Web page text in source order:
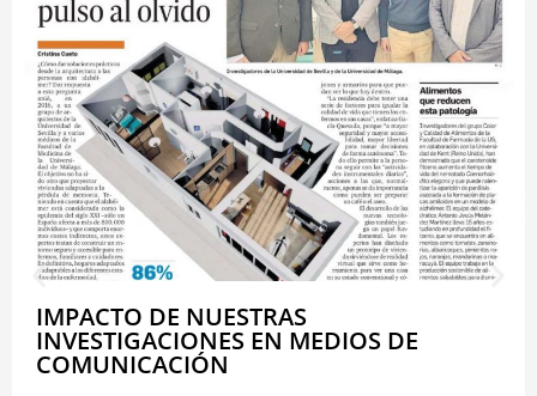
IMPACTO DE NUESTRAS
INVESTIGACIONES EN MEDIOS DE
COMUNICACIÓN